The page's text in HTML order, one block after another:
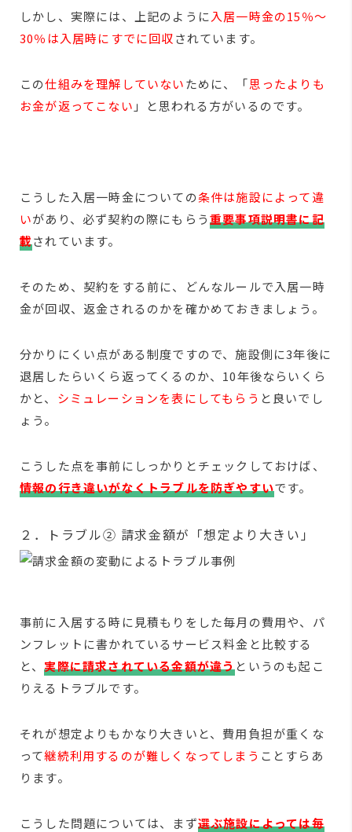
しかし、実際には、上記のように入居一時金の15％～
30％は入居時にすでに回収されています。
この仕組みを理解していないために、「思ったよりも
お金が返ってこない 」と思われる方がいるのです。
こうした入居一時金についての条件は施設によって違
いがあり、必ず契約の際にもらう重要事項説明書に記
載されています。
そのため、契約をする前に、どんなルールで入居一時
金が回収、返金されるのかを確かめておきましょう。
分かりにくい点がある制度ですので、施設側に3年後に
退居したらいくら返ってくるのか、10年後ならいくら
かと、 シミュレーションを表にしてもらう と良いでし
ょう。
こうした点を事前にしっかりとチェックしておけば、
情報の行き違いがなくトラブルを防ぎやすいです。
２．トラブル② 請求金額が「想定より大きい」
事前に入居する時に見積もりをした毎月の費用や、パ
ンフレットに書かれているサービス料金と比較する
と、実際に請求されている金額が違うというのも起こ
りえるトラブルです。
それが想定よりもかなり大きいと、費用負担が重くな
って継続利用するのが難しくなってしまう ことすらあ
ります。
こうした問題については、まず選ぶ施設によっては毎